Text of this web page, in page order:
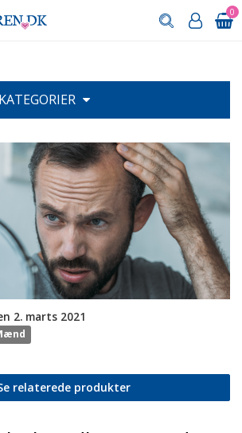
0
2. marts 2021
relaterede produkter